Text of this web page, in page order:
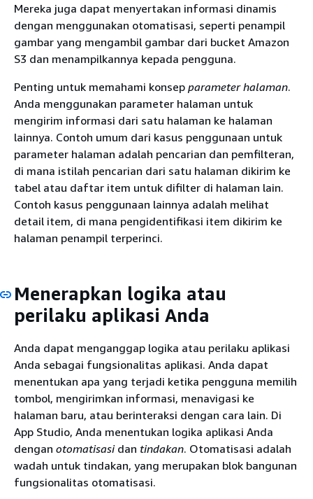
Mereka juga dapat menyertakan informasi dinamis
dengan menggunakan otomatisasi, seperti penampil
gambar yang mengambil gambar dari bucket Amazon
S3 dan menampilkannya kepada pengguna.
Penting untuk memahami konsep parameter halaman.
Anda menggunakan parameter halaman untuk
mengirim informasi dari satu halaman ke halaman
lainnya. Contoh umum dari kasus penggunaan untuk
parameter halaman adalah pencarian dan pemfilteran,
di mana istilah pencarian dari satu halaman dikirim ke
tabel atau daftar item untuk difilter di halaman lain.
Contoh kasus penggunaan lainnya adalah melihat
detail item, di mana pengidentifikasi item dikirim ke
halaman penampil terperinci.
Menerapkan logika atau
perilaku aplikasi Anda
Anda dapat menganggap logika atau perilaku aplikasi
Anda sebagai fungsionalitas aplikasi. Anda dapat
menentukan apa yang terjadi ketika pengguna memilih
tombol, mengirimkan informasi, menavigasi ke
halaman baru, atau berinteraksi dengan cara lain. Di
App Studio, Anda menentukan logika aplikasi Anda
dengan otomatisasidan tindakan. Otomatisasi adalah
wadah untuk tindakan, yang merupakan blok bangunan
fungsionalitas otomatisasi.